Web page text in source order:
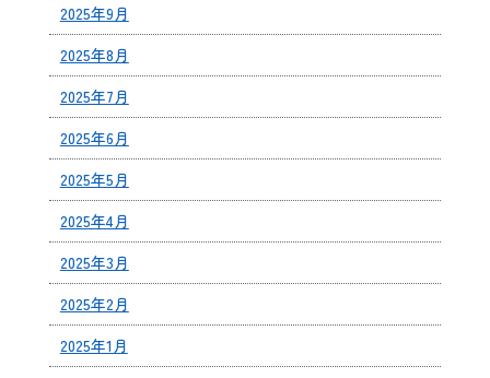
2025年9月
2025年8月
2025年7月
2025年6月
2025年5月
2025年4月
2025年3月
2025年2月
2025年1月